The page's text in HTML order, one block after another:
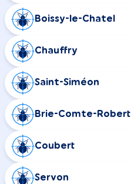
Boissy-le-Chatel
Chauffry
Saint-Siméon
Brie-Comte-Robert
Coubert
Servon